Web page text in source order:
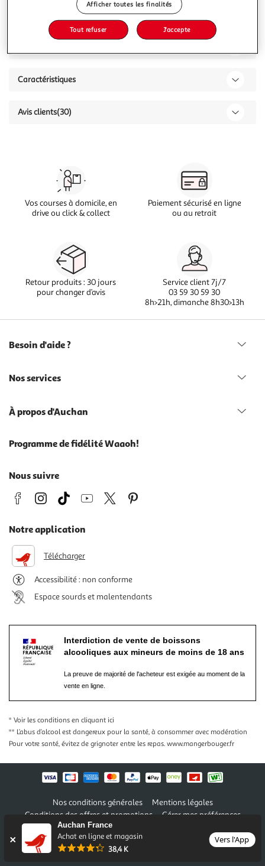
Auchan France
Achat en ligne et magasin
38,4 K
Vers l'App
Caractéristiques
Avis clients(30)
Vos courses à domicile, en
drive ou click & collect
Paiement sécurisé en ligne
ou au retrait
Retour produits : 30 jours
pour changer d’avis
Service client 7j/7
03 59 30 59 30
8h>21h, dimanche 8h30>13h
Besoin d'aide ?
Nos services
À propos d'Auchan
Programme de fidélité Waaoh!
Nous suivre
Notre application
Télécharger
Accessibilité : non conforme
Espace sourds et malentendants
Interdiction de vente de boissons
alcooliques aux mineurs de moins de 18 ans
La preuve de majorité de l'acheteur est exigée au moment de la
vente en ligne.
* Voir les conditions en cliquant ici
** L’abus d’alcool est dangereux pour la santé, à consommer avec modération
Pour votre santé, évitez de grignoter entre les repas. www.mangerbouger.fr
Nos conditions générales
Mentions légales
Conditions des offres et promotions
Gérer mes préférences
Politique de confidentialité
Auchan 2026 © Tous droits réservés
Afficher toutes les finalités
Tout refuser J'accepte